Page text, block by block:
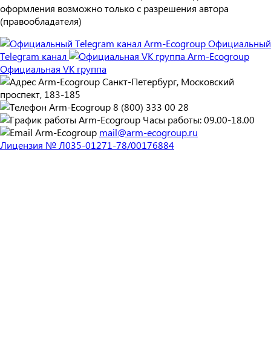
оформления возможно только с разрешения автора
(правообладателя)
Официальный
Telegram канал
Официальная VK группа
Санкт-Петербург, Московский
проспект, 183-185
8 (800) 333 00 28
Часы работы: 09.00-18.00
mail@arm-ecogroup.ru
Лицензия № Л035-01271-78/00176884